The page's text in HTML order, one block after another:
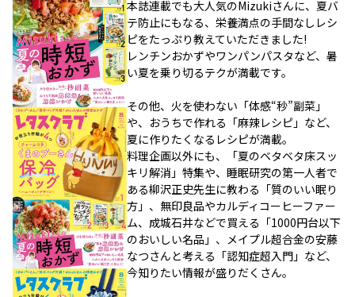
本誌連載でも大人気のMizukiさんに、夏バ
テ防止にもなる、栄養満点の手間なしレシ
ピをたっぷり教えていただきました!
レンチンおかずやワンパンパスタなど、暑
い夏を乗り切るテクが満載です。
その他、火を使わない「体感“秒”副菜」
や、おうちで作れる「麻辣レシピ」など、
夏に作りたくなるレシピが満載。
料理企画以外にも、「夏のベタベタ床スッ
キリ解消」特集や、睡眠研究の第一人者で
ある柳沢正史先生に教わる「質のいい眠り
方」、無印良品やカルディコーヒーファー
ム、成城石井などで買える「1000円台以下
のおいしい名品」、メイプル超合金の安藤
なつさんと考える「認知症超入門」など、
今知りたい情報が盛りだくさん。